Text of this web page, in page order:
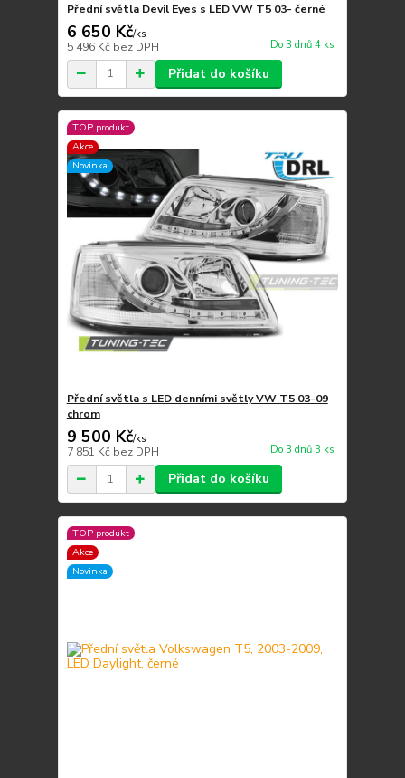
Přední světla Devil Eyes s LED VW T5 03- černé
6 650 Kč/ks
5 496 Kč bez DPH Do 3 dnů 4 ks
Přidat do košíku
TOP produkt
Akce
Novinka
Přední světla s LED denními světly VW T5 03-09
chrom
9 500 Kč/ks
7 851 Kč bez DPH Do 3 dnů 3 ks
Přidat do košíku
TOP produkt
Akce
Novinka